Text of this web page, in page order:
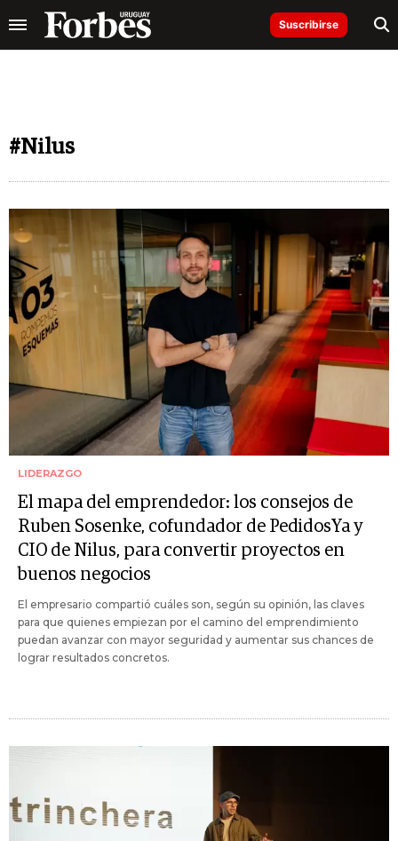
Suscribirse
#Nilus
LIDERAZGO
El mapa del emprendedor: los consejos de
Ruben Sosenke, cofundador de PedidosYa y
CIO de Nilus, para convertir proyectos en
buenos negocios
El empresario compartió cuáles son, según su opinión, las claves
para que quienes empiezan por el camino del emprendimiento
puedan avanzar con mayor seguridad y aumentar sus chances de
lograr resultados concretos.